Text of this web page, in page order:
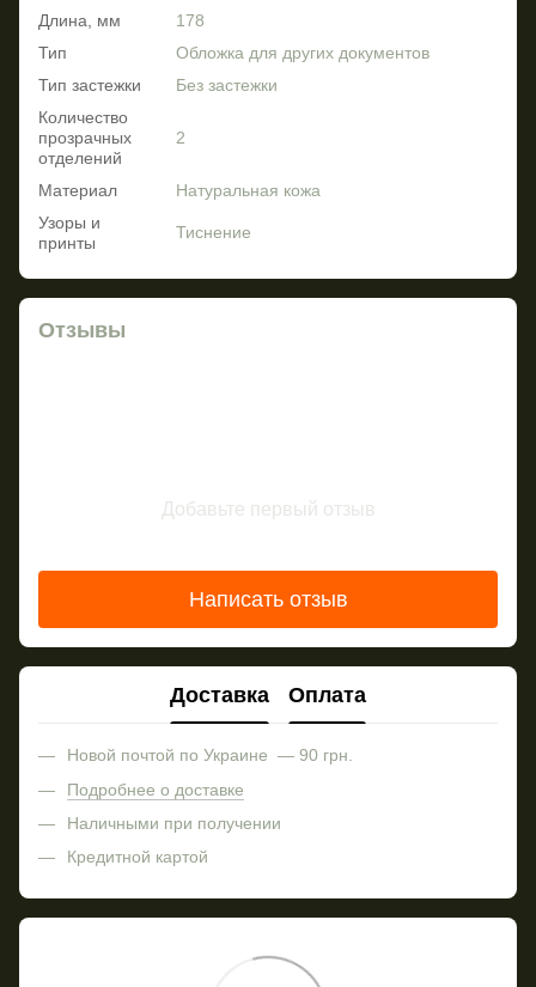
Длина, мм
178
Тип
Обложка для других документов
Тип застежки
Без застежки
Количество
прозрачных
отделений
2
Материал
Натуральная кожа
Узоры и
принты
Тиснение
Отзывы
Добавьте первый отзыв
Написать отзыв
Доставка Оплата
Новой почтой по Украине — 90 грн.
Подробнее о доставке
Наличными при получении
Кредитной картой